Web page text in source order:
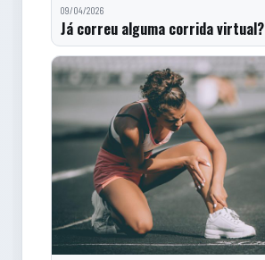
09/04/2026
Já correu alguma corrida virtual?